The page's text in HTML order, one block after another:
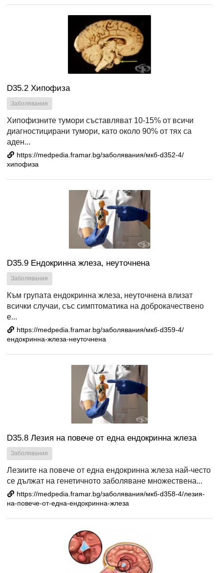
D35.2 Хипофиза
Заболявания
Хипофизните тумори съставляват 10-15% от всичи
диагностицирани тумори, като около 90% от тях са
аден...
https://medpedia.framar.bg/заболявания/мкб-d352-4/
хипофиза
D35.9 Ендокринна жлеза, неуточнена
Заболявания
Към групата ендокринна жлеза, неуточнена влизат
всички случаи, със симптоматика на доброкачествено
е...
https://medpedia.framar.bg/заболявания/мкб-d359-4/
ендокринна-жлеза-неуточнена
D35.8 Лезия на повече от една ендокринна жлеза
Заболявания
Лезиите на повече от една ендокринна жлеза най-често
се дължат на генетичното заболяване множествена...
https://medpedia.framar.bg/заболявания/мкб-d358-4/лезия-
на-повече-от-една-ендокринна-жлеза